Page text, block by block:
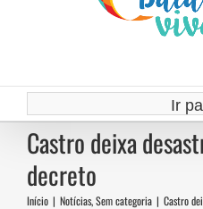
Ir
Castro deixa
decreto
Início | Notícias,Sem categoria | Castro